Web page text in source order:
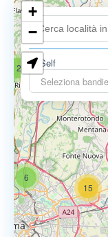
Self
Seleziona
2
18
6
15
+
−